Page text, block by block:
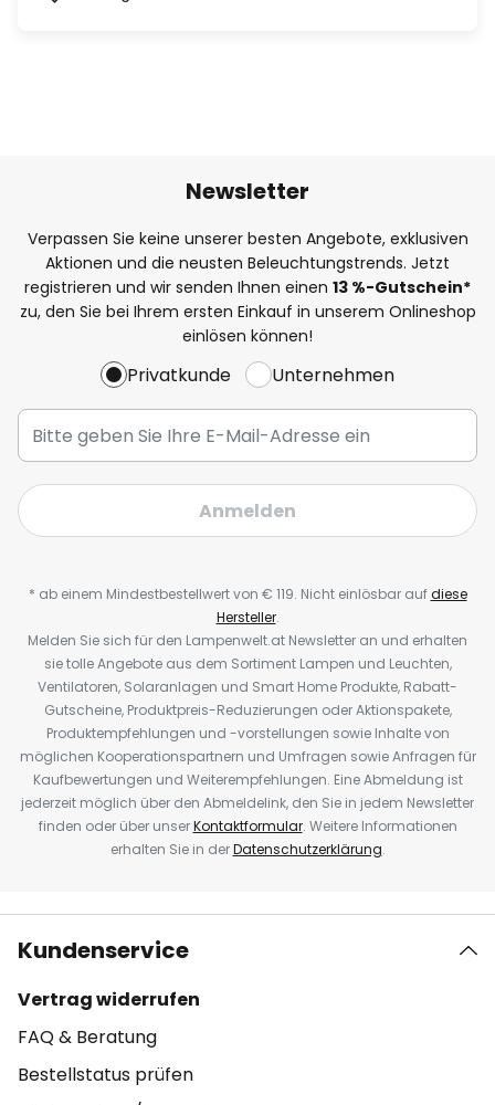
Newsletter
Verpassen Sie keine unserer besten Angebote, exklusiven
Aktionen und die neusten Beleuchtungstrends. Jetzt
registrieren und wir senden Ihnen einen 13 %-Gutschein*
zu, den Sie bei Ihrem ersten Einkauf in unserem Onlineshop
einlösen können!
Privatkunde Unternehmen
Anmelden
* ab einem Mindestbestellwert von € 119. Nicht einlösbar aufdiese
Hersteller.
Melden Sie sich für den Lampenwelt.at Newsletter an und erhalten
sie tolle Angebote aus dem Sortiment Lampen und Leuchten,
Ventilatoren, Solaranlagen und Smart Home Produkte, Rabatt-
Gutscheine, Produktpreis-Reduzierungen oder Aktionspakete,
Produktempfehlungen und -vorstellungen sowie Inhalte von
möglichen Kooperationspartnern und Umfragen sowie Anfragen für
Kaufbewertungen und Weiterempfehlungen. Eine Abmeldung ist
jederzeit möglich über den Abmeldelink, den Sie in jedem Newsletter
finden oder über unserKontaktformular. Weitere Informationen
erhalten Sie in derDatenschutzerklärung.
Kundenservice
Vertrag widerrufen
FAQ & Beratung
Bestellstatus prüfen